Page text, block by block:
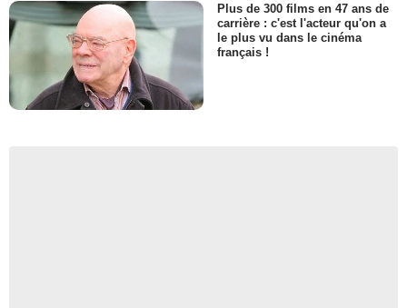
Plus de 300 films en 47 ans de
carrière : c'est l'acteur qu'on a
le plus vu dans le cinéma
français !